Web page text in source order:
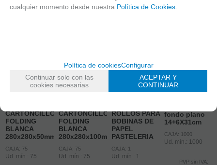
CTV026-75
CARTONCILLO
FOLDING
BLANCA
280x280x50mm
CAJA: 75
Ud. mín.: 75
CTV030-75
CARTONCILLO
FOLDING
BLANCA
280x280x100mm
CAJA: 75
Ud. mín.: 75
ROLLOS PARA
BOBINAS DE
PAPEL
PASTELERIA
CAJA: 1
Ud. mín.: 1
KRAFT
PANADERIA Y
BOLLERIA
fondo plano
14+6X31cm
CAJA: 1000
Ud. mín.: 1000
PVP sin IVA:
cualquier momento desde nuestra Política de Cookies
Política de cookiesConfigurar
Continuar solo con las
cookies necesarias
ACEPTAR Y
CONTINUAR